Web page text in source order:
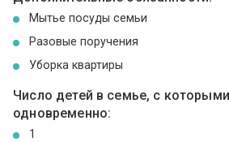
Мытье посуды семьи
Разовые поручения
Уборка квартиры
Число детей в семье, с
одновременно:
1